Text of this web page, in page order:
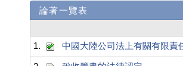
論著一覽表
1.
中國大陸公司法上有關有限責